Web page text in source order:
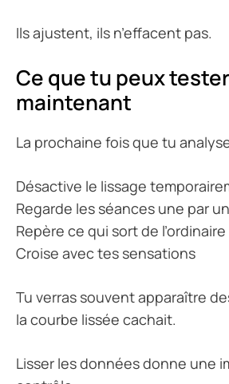
Ils ajustent, ils n’effacent pas.
Ce que tu peux
maintenant
La prochaine fois que tu
Désactive le lissage
Regarde les séances une par
Repère ce qui sort de l’ordinaire
Croise avec tes sensations
Tu verras souvent apparaître
la courbe lissée cachait.
Lisser les données donne une